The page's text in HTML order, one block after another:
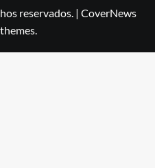
reservados. | CoverNews